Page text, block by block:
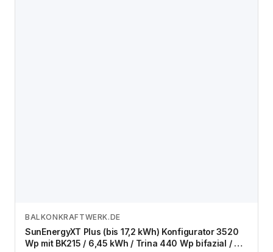
Zum Angebot
BALKONKRAFTWERK.DE
SunEnergyXT Plus (bis 17,2 kWh) Konfigurator 3520
Wp mit BK215 / 6,45 kWh / Trina 440 Wp bifazial / 8